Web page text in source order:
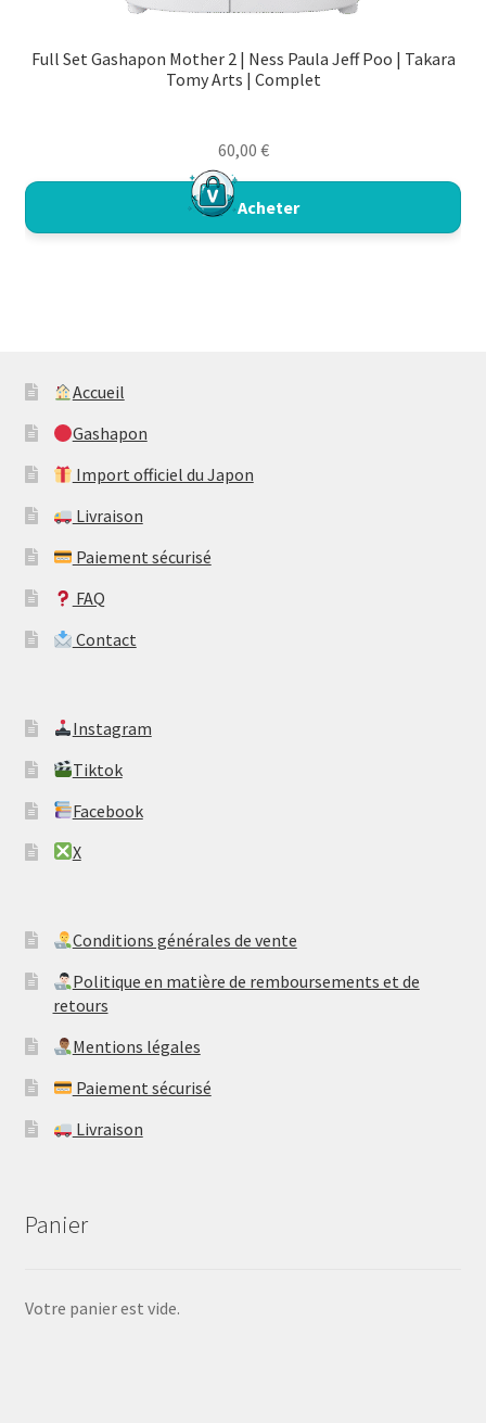
Full Set Gashapon Mother 2 | Ness Paula Jeff Poo | Takara
Tomy Arts | Complet
60,00 €
Acheter
Accueil
Gashapon
Import officiel du Japon
Livraison
Paiement sécurisé
FAQ
Contact
​Instagram
​Tiktok
​Facebook
​X
​Conditions générales de vente
​Politique en matière de remboursements et de
retours
Mentions légales
Paiement sécurisé
Livraison
Panier
Votre panier est vide.